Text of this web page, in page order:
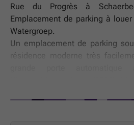
Rue du Progrès à
Emplacement de parking à
Watergroep.
Un emplacement de parking
résidence moderne très
grande porte automatique